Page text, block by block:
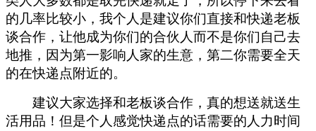
的几率比较小，我个人是建议你们直接和快递老板
谈合作，让他成为你们的合伙人而不是你们自己去
地推，因为第一影响人家的生意，第二你需要全天
的在快递点附近的。
建议大家选择和老板谈合作，真的想送就送生
活用品！但是个人感觉快递点的话需要的人力时间